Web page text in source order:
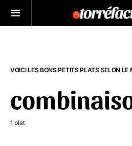
VOICI LES BONS PETITS PLATS SELON LE
1 plat